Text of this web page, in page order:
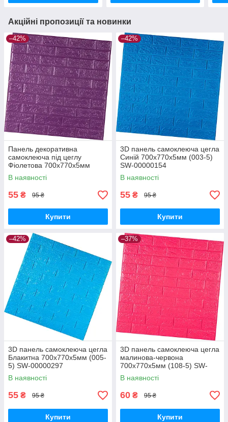
Акційні пропозиції та новинки
–42%
Панель декоративна
самоклеюча під цеглу
Фіолетова 700х770х5мм
(016-5) SW-00000150
В наявності
55 ₴ 95 ₴
Купити
–42%
3D панель самоклеюча цегла
Синій 700х770х5мм (003-5)
SW-00000154
В наявності
55 ₴ 95 ₴
Купити
–42%
3D панель самоклеюча цегла
Блакитна 700х770х5мм (005-
5) SW-00000297
В наявності
55 ₴ 95 ₴
Купити
–37%
3D панель самоклеюча цегла
малинова-червона
700х770х5мм (108-5) SW-
00001364
В наявності
60 ₴ 95 ₴
Купити